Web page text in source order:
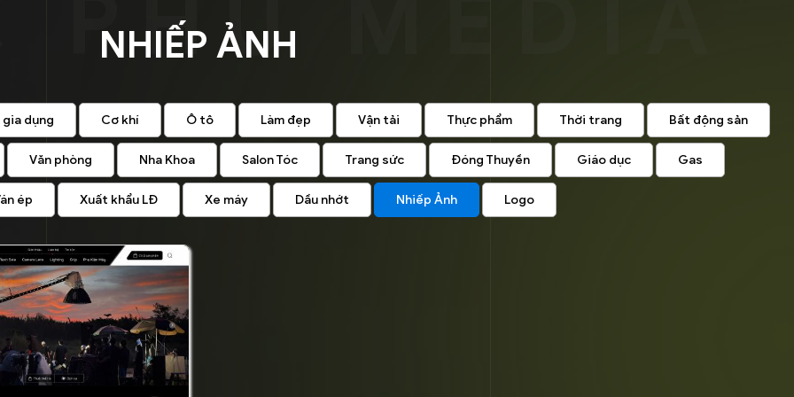
NHIẾP ẢNH
dụng Cơ khí Ô tô Làm đẹp Vận tải Thực phẩm Thời trang Bất động sản
Văn phòng Nha Khoa Salon Tóc Trang sức Đóng Thuyền Giáo dục Gas
ép Xuất khẩu LĐ Xe máy Dầu nhớt Nhiếp Ảnh Logo